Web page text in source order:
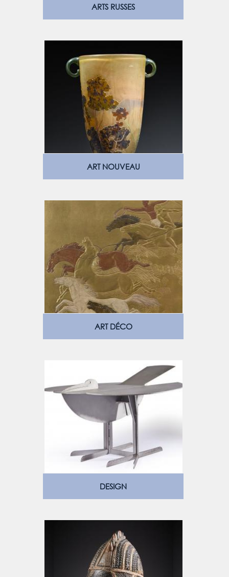
ARTS RUSSES
ART NOUVEAU
ART DÉCO
DESIGN